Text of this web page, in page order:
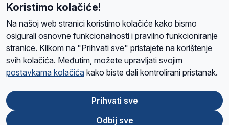
Radio Maria). Svjetsku obitelj utemeljilo je sedam članica, među
kojima je i hrvatska Udruga Radio Marija.
O namaRadio ProgramVolonteriPrijateljiKontaktPravila privatnosti
Ova stranica je zaštićena Google reCAPTCHA sustavom
Google
Koristimo kolačiće!
Na našoj web stranici koristimo kolačiće kako bismo
osigurali osnovne funkcionalnosti i pravilno funkcioniranje
stranice. Klikom na "Prihvati sve" pristajete na korištenje
svih kolačića. Međutim, možete upravljati svojim
postavkama kolačića kako biste dali kontrolirani pristanak.
Prihvati sve
Odbij sve